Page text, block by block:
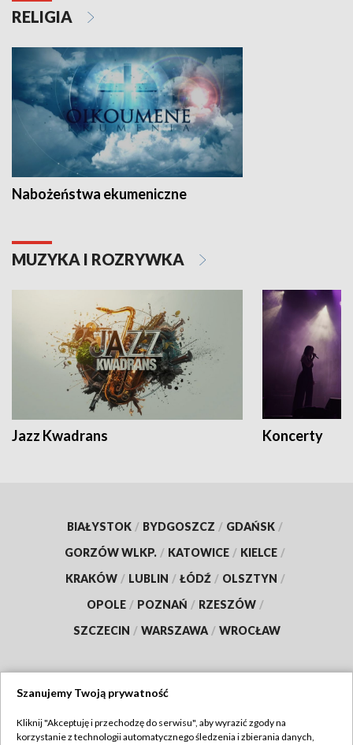
RELIGIA
Nabożeństwa ekumeniczne
MUZYKA I ROZRYWKA
Jazz Kwadrans Koncerty
BIAŁYSTOK / BYDGOSZCZ / GDAŃSK /
GORZÓW WLKP. / KATOWICE / KIELCE /
KRAKÓW / LUBLIN / ŁÓDŹ / OLSZTYN /
OPOLE / POZNAŃ / RZESZÓW /
SZCZECIN / WARSZAWA / WROCŁAW
TVP
Szanujemy Twoją prywatność
Kliknij "Akceptuję i przechodzę do serwisu", aby wyrazić zgody na
korzystanie z technologii automatycznego śledzenia i zbierania danych,